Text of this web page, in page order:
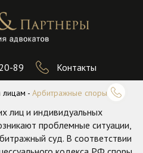
to
content
89 Контакты
- Арбитражные споры
лиц и индивидуальных
проблемные ситуации,
суд. В соответствии